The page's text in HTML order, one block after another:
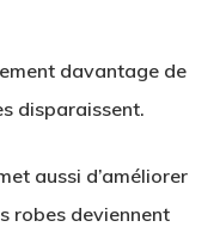
davantage de
disparaissent.
aussi d’améliorer
robes deviennent